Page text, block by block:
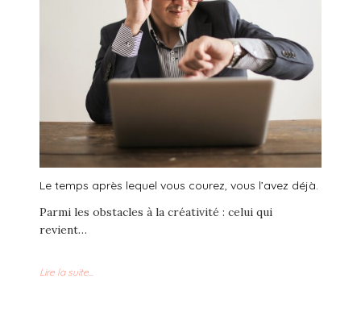
Le temps après lequel vous courez, vous l’avez déjà.
Parmi les obstacles à la créativité : celui qui
revient…
Lire la suite...